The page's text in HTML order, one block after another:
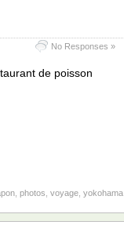
No Responses »
de poisson
, photos, voyage, yokohama